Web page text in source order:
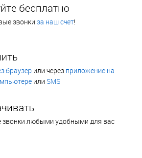
бесплатно
звонки за наш счет!
браузер или через приложение на
или SMS
звонки любыми удобными для вас